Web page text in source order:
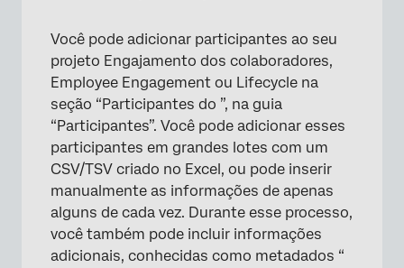
Perguntas frequentes
Você pode adicionar participantes ao seu
projeto Engajamento dos colaboradores,
Employee Engagement ou Lifecycle na
seção “Participantes do ”, na guia
“Participantes”. Você pode adicionar esses
participantes em grandes lotes com um
CSV/TSV criado no Excel, ou pode inserir
manualmente as informações de apenas
alguns de cada vez. Durante esse processo,
você também pode incluir informações
adicionais, conhecidas como metadados “